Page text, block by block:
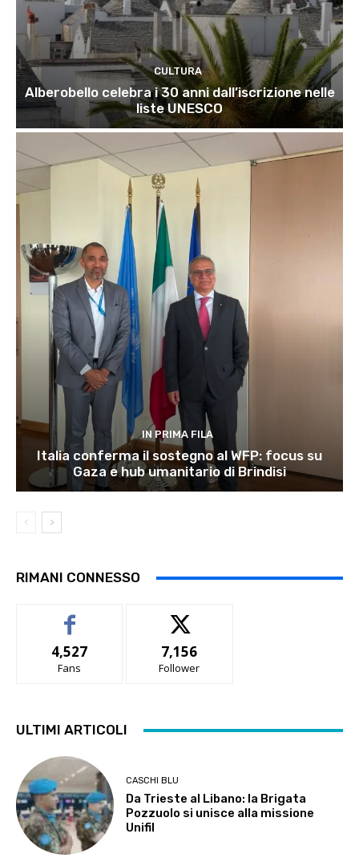
CULTURA
Alberobello celebra i 30 anni dall’iscrizione nelle
liste UNESCO
IN PRIMA FILA
Italia conferma il sostegno al WFP: focus su
Gaza e hub umanitario di Brindisi
RIMANI CONNESSO
4,527
Fans
7,156
Follower
ULTIMI ARTICOLI
CASCHI BLU
Da Trieste al Libano: la Brigata
Pozzuolo si unisce alla missione
Unifil